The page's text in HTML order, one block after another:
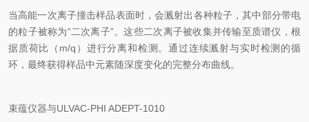
当高能一次离子撞击样品表面时，会溅射出各种粒子，其中部分带电
的粒子被称为“二次离子”。这些二次离子被收集并传输至质谱仪，根
据质荷比（m/q）进行分离和检测。通过连续溅射与实时检测的循
环，最终获得样品中元素随深度变化的完整分布曲线。
束蕴仪器与ULVAC-PHI ADEPT-1010